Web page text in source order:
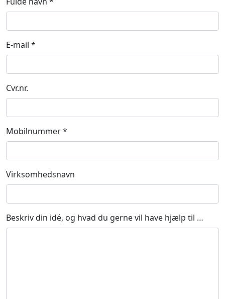
E-mail *
Cvr.nr.
Mobilnummer *
Virksomhedsnavn
Beskriv din idé, og hvad du gerne vil have hjælp til …